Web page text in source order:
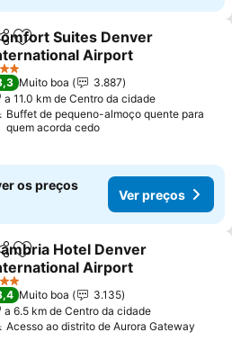
Adicionar aos favoritos
Suites Denver
Airport
Muito boa
3.887
a 11.0 km de Centro da cidade
Buffet de pequeno-almoço quente para
quem acorda cedo
os preços
Ver preços
Adicionar aos favoritos
Hotel Denver
Airport
Muito boa
3.135
a 6.5 km de Centro da cidade
Acesso ao distrito de Aurora Gateway